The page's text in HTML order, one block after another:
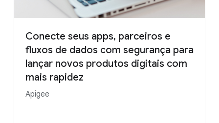
Conecte seus apps, parceiros e
fluxos de dados com segurança para
lançar novos produtos digitais com
mais rapidez
Apigee